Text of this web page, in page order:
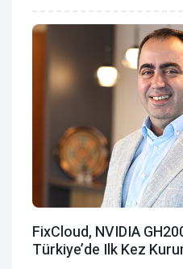
FixCloud, NVIDIA
Türkiye’de Ilk Kez